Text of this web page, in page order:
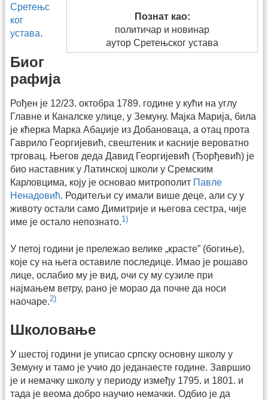
Познат као:
политичар и новинар
аутор Сретењског устава
Сретењс
ког
устава.
Биог
рафија
Рођен је 12/23. октобра 1789. године у кући на углу
Главне и Каналске улице, у Земуну. Мајка Марија, била
је кћерка Марка Абаџије из Добановаца, а отац прота
Гаврило Георгијевић, свештеник и касније вероватно
трговац. Његов деда Давид Георгијевић (Ђорђевић) је
био наставник у Латинској школи у Сремским
Карловцима, коју је основао митрополит Павле
Ненадовић. Родитељи су имали више деце, али су у
животу остали само Димитрије и његова сестра, чије
име је остало непознато.1)
У петој години је прележао велике „красте” (богиње),
које су на њега оставиле последице. Имао је рошаво
лице, ослабио му је вид, очи су му сузиле при
најмањем ветру, рано је морао да почне да носи
наочаре.2)
Школовање
У шестој години је уписао српску основну школу у
Земуну и тамо је учио до једанаесте године. Завршио
је и немачку школу у периоду између 1795. и 1801. и
тада је веома добро научио немачки. Одбио је да